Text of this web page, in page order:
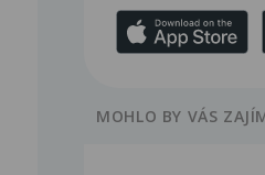
MOHLO BY VÁS